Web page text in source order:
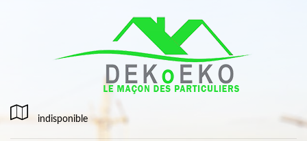
indisponible